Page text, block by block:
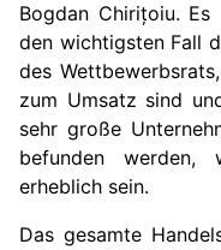
Bogdan Chirițoiu.
den wichtigsten Fall
des
zum Umsatz sind
sehr große
befunden werden,
erheblich sein.
Das gesamte